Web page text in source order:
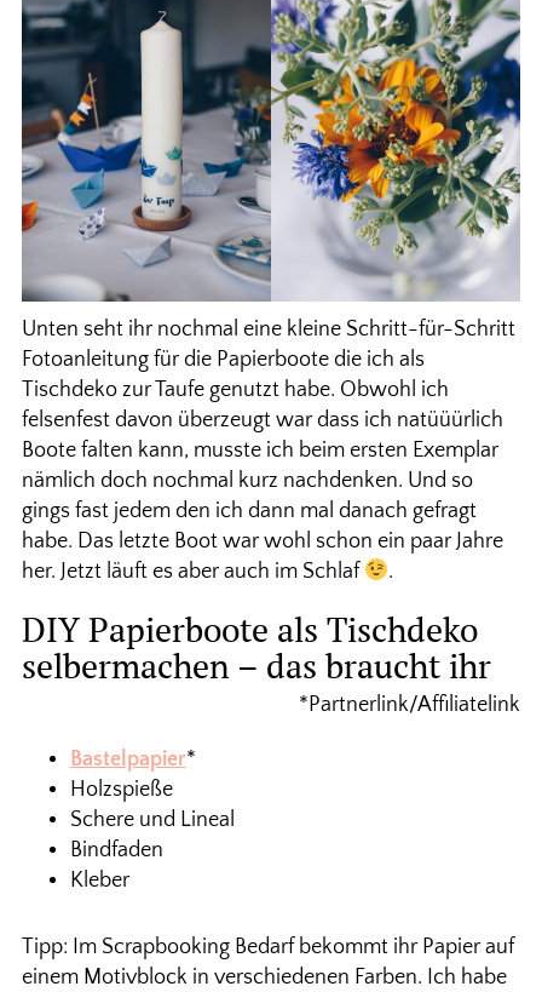
Unten seht ihr nochmal eine kleine Schritt-für-Schritt
Fotoanleitung für die Papierboote die ich als
Tischdeko zur Taufe genutzt habe. Obwohl ich
felsenfest davon überzeugt war dass ich natüüürlich
Boote falten kann, musste ich beim ersten Exemplar
nämlich doch nochmal kurz nachdenken. Und so
gings fast jedem den ich dann mal danach gefragt
habe. Das letzte Boot war wohl schon ein paar Jahre
her. Jetzt läuft es aber auch im Schlaf
.
DIY Papierboote als Tischdeko
selbermachen – das braucht ihr
*Partnerlink/Affiliatelink
Bastelpapier*
Holzspieße
Schere und Lineal
Bindfaden
Kleber
Tipp: Im Scrapbooking Bedarf bekommt ihr Papier auf
einem Motivblock in verschiedenen Farben. Ich habe